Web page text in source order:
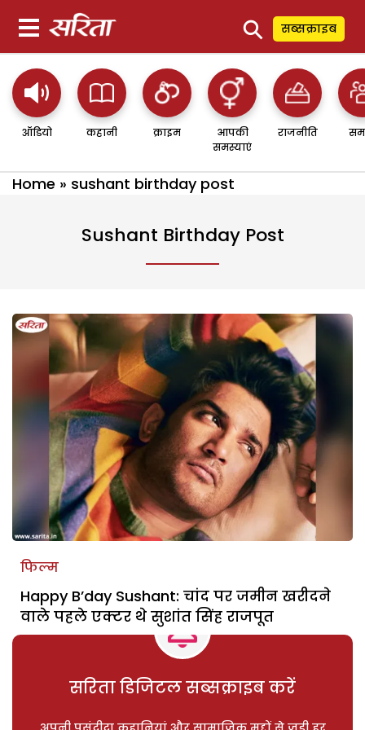
⚲ सब्सक्राइब
ऑडियो कहानी क्राइम
आपकी
समस्याएं
राजनीति
Home » sushant birthday post
Sushant Birthday Post
फिल्म
Happy B’day Sushant: चांद पर जमीन खरीदने
वाले पहले एक्टर थे सुशांत सिंह राजपूत
सरिता डिजिटल सब्सक्राइब करें